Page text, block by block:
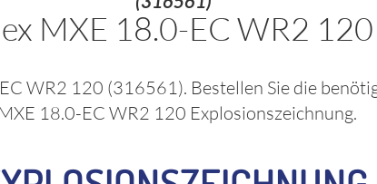
MXE 18.0-EC WR2 120
WR2 120 (316561). Bestellen Sie die
18.0-EC WR2 120 Explosionszeichnung.